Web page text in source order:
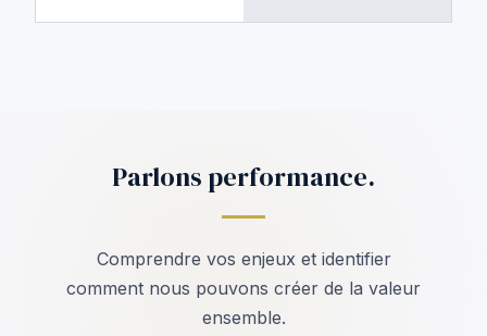
Parlons performance.
Comprendre vos enjeux et identifier
comment nous pouvons créer de la valeur
ensemble.